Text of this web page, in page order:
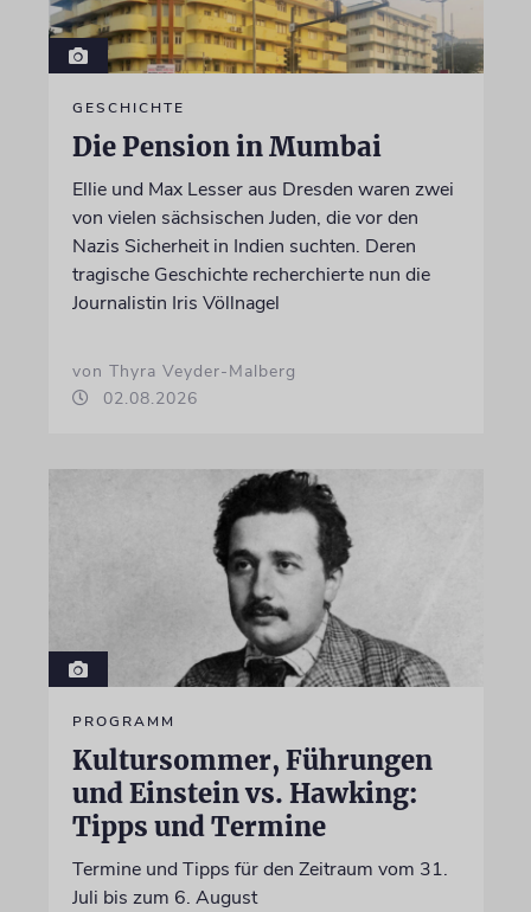
GESCHICHTE
Die Pension in Mumbai
Ellie und Max Lesser aus Dresden waren zwei
von vielen sächsischen Juden, die vor den
Nazis Sicherheit in Indien suchten. Deren
tragische Geschichte recherchierte nun die
Journalistin Iris Völlnagel
von Thyra Veyder-Malberg
02.08.2026
PROGRAMM
Kultursommer, Führungen
und Einstein vs. Hawking:
Tipps und Termine
Termine und Tipps für den Zeitraum vom 31.
Juli bis zum 6. August